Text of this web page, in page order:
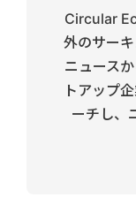
Circular
外のサー
ニュース
トアップ
ーチし、